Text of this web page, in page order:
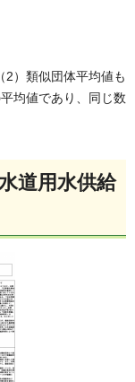
）類似団体平均値も
均値であり、同じ数
道用水供給